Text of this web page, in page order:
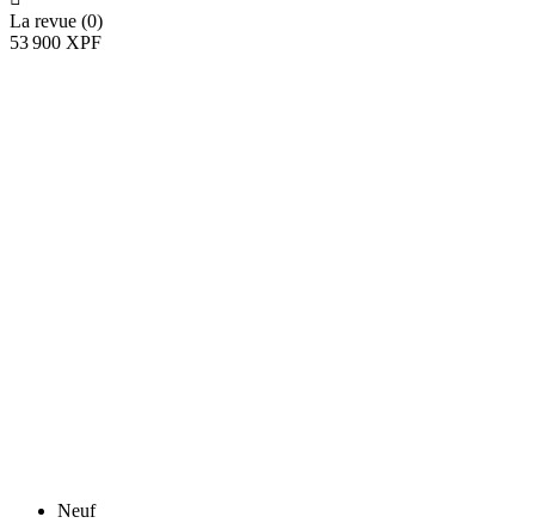
La revue (0)
53 900 XPF
Neuf